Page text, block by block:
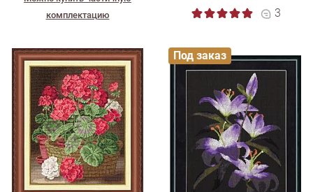
комплектацию
3
Под заказ